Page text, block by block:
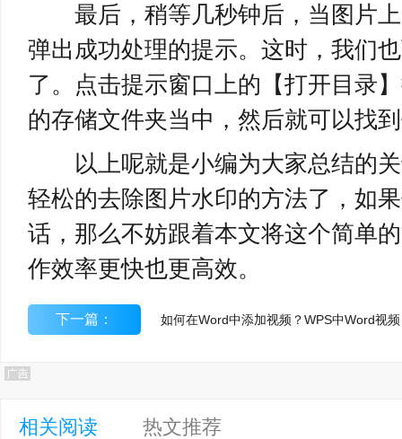
最后，稍等几秒钟后，当图片上
弹出成功处理的提示。这时，我们
了。点击提示窗口上的【打开目录
的存储文件夹当中，然后就可以找
以上呢就是小编为大家总结的关
轻松的去除图片水印的方法了，如
话，那么不妨跟着本文将这个简单
作效率更快也更高效。
下一篇：
相关阅读 热文推荐